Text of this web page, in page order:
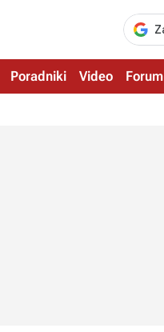
Poradniki Video Forum